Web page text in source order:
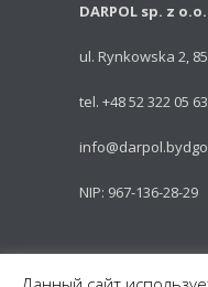
DARPOL sp. z
ul. Rynkowska 2,
tel. +48 52 322 05 63
NIP: 967-136-28-29